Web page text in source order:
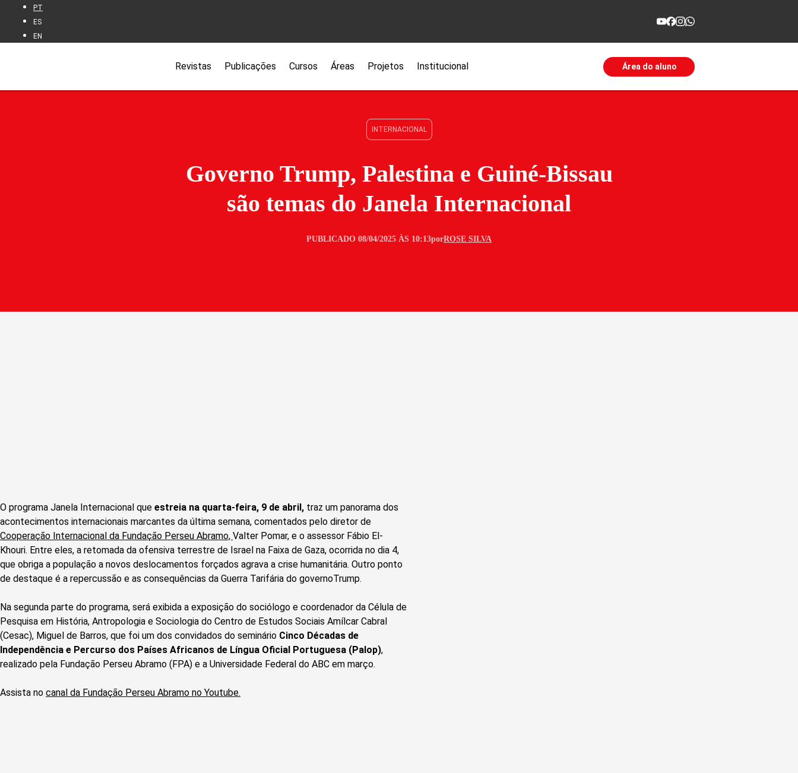
PT
ES
EN
Revistas Publicações Cursos Áreas Projetos Institucional Área do aluno
INTERNACIONAL
Governo Trump, Palestina e Guiné-Bissau
são temas do Janela Internacional
PUBLICADO 08/04/2025 ÀS 10:13porROSE SILVA
O programa Janela Internacional que estreia na quarta-feira, 9 de abril, traz um panorama dos
acontecimentos internacionais marcantes da última semana, comentados pelo diretor de
Cooperação Internacional da Fundação Perseu Abramo, Valter Pomar, e o assessor Fábio El-
Khouri. Entre eles, a retomada da ofensiva terrestre de Israel na Faixa de Gaza, ocorrida no dia 4,
que obriga a população a novos deslocamentos forçados agrava a crise humanitária. Outro ponto
de destaque é a repercussão e as consequências da Guerra Tarifária do governoTrump.
Na segunda parte do programa, será exibida a exposição do sociólogo e coordenador da Célula de
Pesquisa em História, Antropologia e Sociologia do Centro de Estudos Sociais Amílcar Cabral
(Cesac), Miguel de Barros, que foi um dos convidados do seminário Cinco Décadas de
Independência e Percurso dos Países Africanos de Língua Oficial Portuguesa (Palop),
realizado pela Fundação Perseu Abramo (FPA) e a Universidade Federal do ABC em março.
Assista no canal da Fundação Perseu Abramo no Youtube.